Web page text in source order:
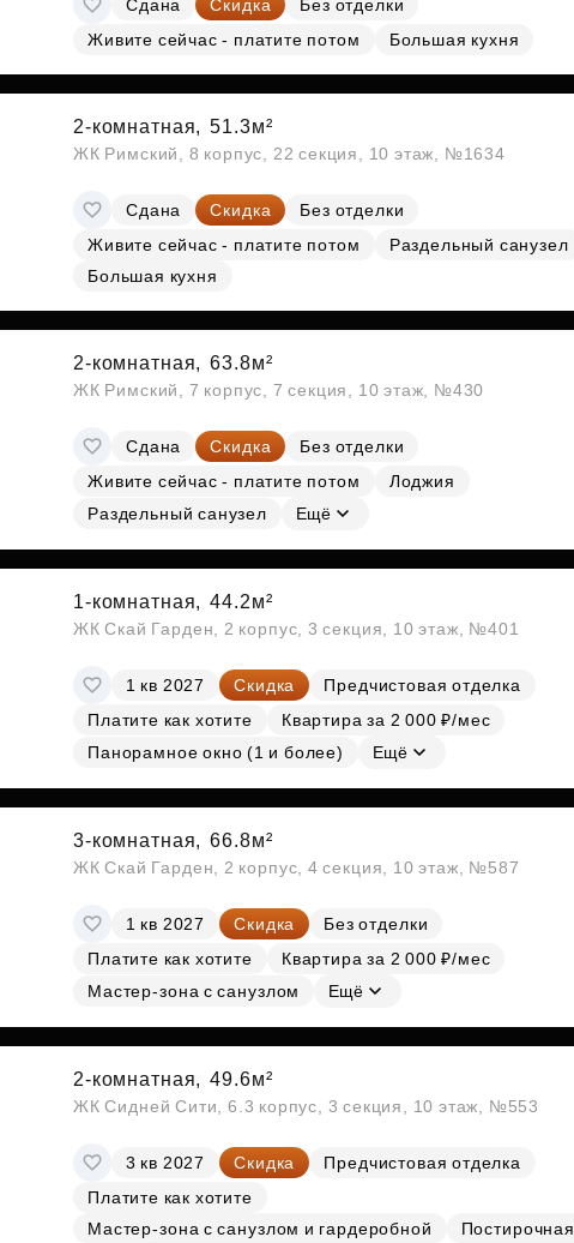
Субсидии
Сдана Скидка
Без отделки
Живите сейчас - платите потом
Большая кухня
2-комнатная, 51.3м²
ЖК Римский, 8 корпус, 22 секция, 10 этаж, №1634
Сдана Скидка
Без отделки
Живите сейчас - платите потом
Раздельный санузел
Большая кухня
2-комнатная, 63.8м²
ЖК Римский, 7 корпус, 7 секция, 10 этаж, №430
Сдана Скидка
Без отделки
Живите сейчас - платите потом
Лоджия
Раздельный санузел
Ещё
1-комнатная, 44.2м²
ЖК Скай Гарден, 2 корпус, 3 секция, 10 этаж, №401
1 кв 2027 Скидка
Предчистовая отделка
Платите как хотите
Квартира за 2 000 ₽/мес
Панорамное окно (1 и более)
Ещё
3-комнатная, 66.8м²
ЖК Скай Гарден, 2 корпус, 4 секция, 10 этаж, №587
1 кв 2027 Скидка
Без отделки
Платите как хотите
Квартира за 2 000 ₽/мес
Мастер-зона с санузлом
Ещё
2-комнатная, 49.6м²
ЖК Сидней Сити, 6.3 корпус, 3 секция, 10 этаж, №553
3 кв 2027 Скидка
Предчистовая отделка
Платите как хотите
Мастер-зона с санузлом и гардеробной
Постирочная